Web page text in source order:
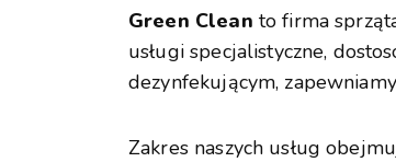
Green Clean to firma
usługi specjalistyczne,
dezynfekującym,
Zakres naszych usług